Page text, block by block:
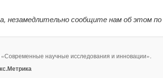
незамедлительно сообщите нам об этом по
научные исследования и инновации».